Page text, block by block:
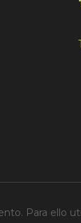
Para ello